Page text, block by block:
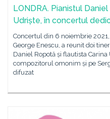
LONDRA. Pianistul
Udriște, în concertul
Concertul din 6 noiembrie
George Enescu, a reunit doi
Daniel Ropotă și flautista
compozitorul omonim și pe
difuzat